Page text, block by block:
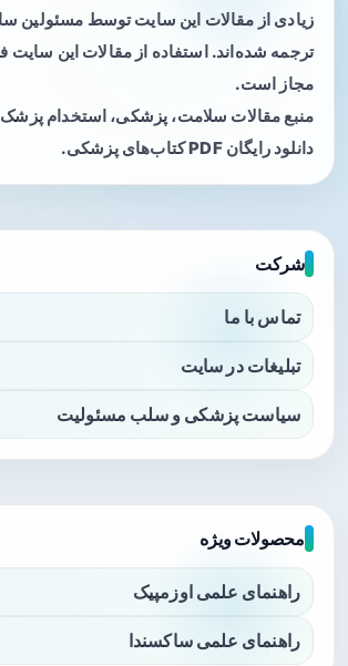
زیادی از مقالات این سایت توسط مسئولین
ترجمه شده‌اند. استفاده از مقالات این سایت
مجاز است.
منبع مقالات سلامت، پزشکی، استخدام پزشک
دانلود رایگان PDF کتاب‌های پزشکی.
شرکت
تماس با ما
تبلیغات در سایت
سیاست پزشکی و سلب مسئولیت
محصولات ویژه
راهنمای علمی اوزمپیک
راهنمای علمی ساکسندا